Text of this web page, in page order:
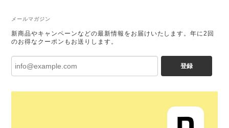
メールマガジン
新商品やキャンペーンなどの最新情報をお届けいたします。年に2回
のお得なクーポンもお送りします。
登録